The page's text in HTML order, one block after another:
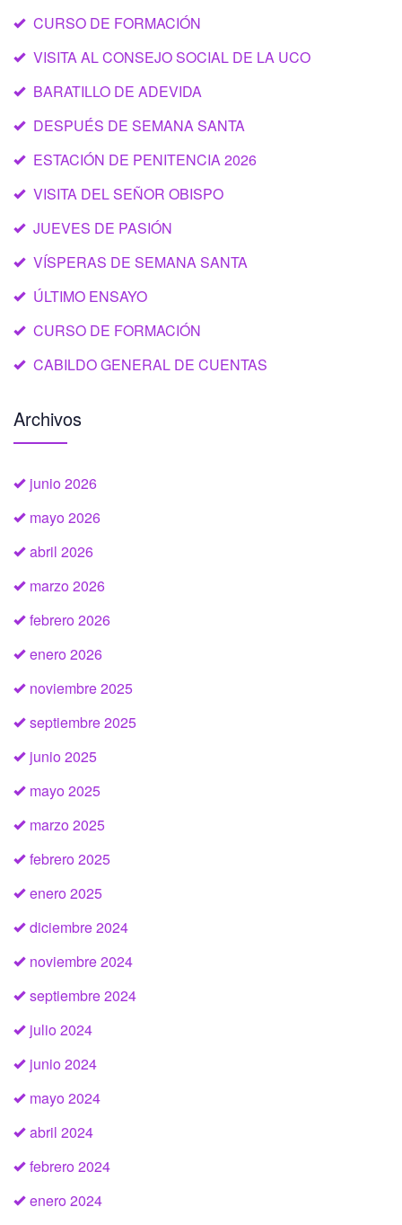
CURSO DE FORMACIÓN
VISITA AL CONSEJO SOCIAL DE LA UCO
BARATILLO DE ADEVIDA
DESPUÉS DE SEMANA SANTA
ESTACIÓN DE PENITENCIA 2026
VISITA DEL SEÑOR OBISPO
JUEVES DE PASIÓN
VÍSPERAS DE SEMANA SANTA
ÚLTIMO ENSAYO
CURSO DE FORMACIÓN
CABILDO GENERAL DE CUENTAS
Archivos
junio 2026
mayo 2026
abril 2026
marzo 2026
febrero 2026
enero 2026
noviembre 2025
septiembre 2025
junio 2025
mayo 2025
marzo 2025
febrero 2025
enero 2025
diciembre 2024
noviembre 2024
septiembre 2024
julio 2024
junio 2024
mayo 2024
abril 2024
febrero 2024
enero 2024